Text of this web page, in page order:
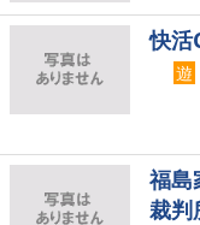
快活
遊
福島
裁判